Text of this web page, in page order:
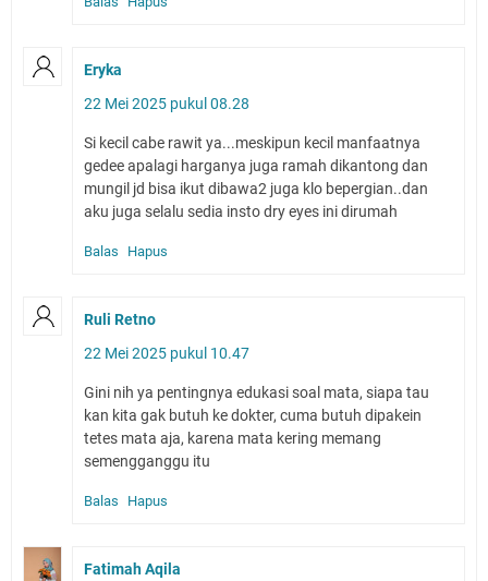
Eryka
22 Mei 2025 pukul 08.28
Si kecil cabe rawit ya...meskipun kecil manfaatnya
gedee apalagi harganya juga ramah dikantong dan
mungil jd bisa ikut dibawa2 juga klo bepergian..dan
aku juga selalu sedia insto dry eyes ini dirumah
Balas Hapus
Ruli Retno
22 Mei 2025 pukul 10.47
Gini nih ya pentingnya edukasi soal mata, siapa tau
kan kita gak butuh ke dokter, cuma butuh dipakein
tetes mata aja, karena mata kering memang
semengganggu itu
Balas Hapus
Fatimah Aqila